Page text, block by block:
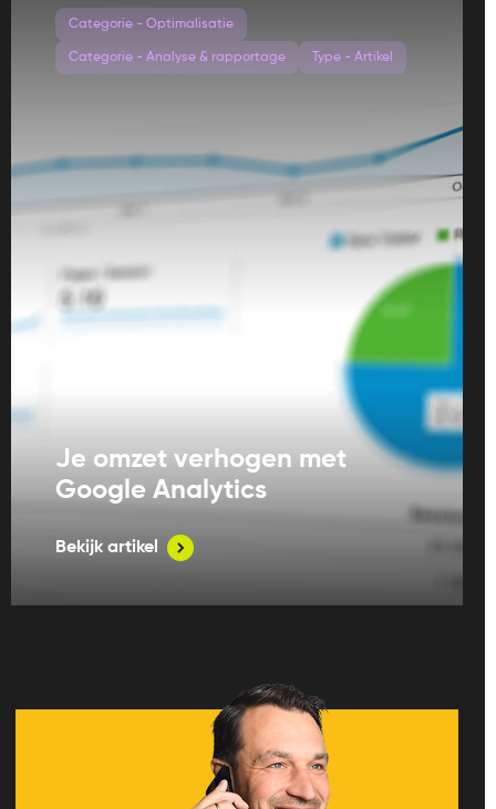
Categorie - Optimalisatie
Categorie - Analyse & rapportage Type - Artikel
Je omzet verhogen met
Google Analytics
Bekijk artikel